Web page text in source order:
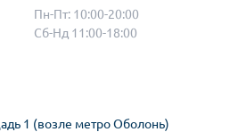
Пн-Пт: 10:00-20:00
Сб-Нд 11:00-18:00
1 (возле метро Оболонь)